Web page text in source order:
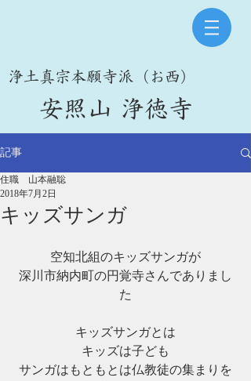
​浄土真宗本願寺派（お西）
​安照山 浄徳寺
記事
キッズサンガ
住職 山本融聡
2018年7月2日
空知北組のキッズサンガが
深川市納内町の円覚寺さんでありまし
た
キッズサンガとは
キッズは子ども
サンガはもともとは仏教徒の集まりを